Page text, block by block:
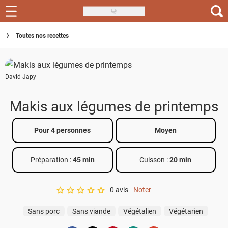
Skip
to
main
Recettes
Inspirations
Conseils
Menu de la semaine
Actus
Téléchargez l'app Saveurs Recettes
Index des recettes
Toutes nos recettes
David Japy
Makis aux légumes de printemps
Pour 4 personnes Moyen
Préparation :45 min Cuisson :20 min
A star rating of 0 out of 5.
0 avis Noter
Sans porc Sans viande Végétalien Végétarien